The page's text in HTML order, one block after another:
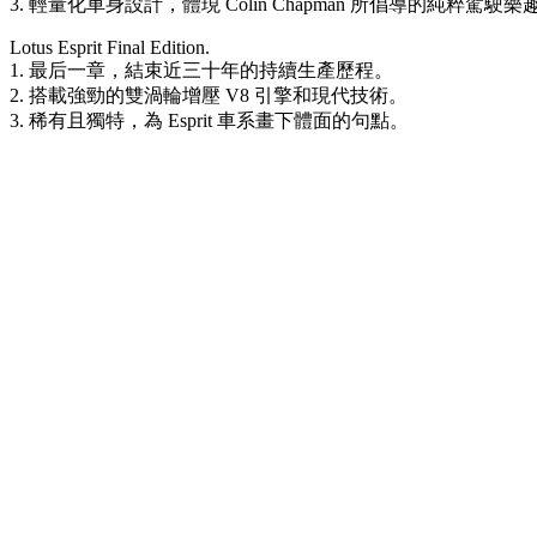
Lotus Esprit Final Edition.
1. 最后一章，結束近三十年的持續生產歷程。
2. 搭載強勁的雙渦輪增壓 V8 引擎和現代技術。
3. 稀有且獨特，為 Esprit 車系畫下體面的句點。